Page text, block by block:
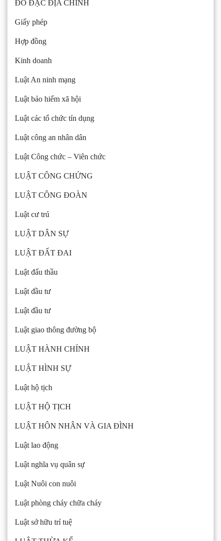
ĐO ĐẠC ĐỊA CHÍNH
Giấy phép
Hợp đồng
Kinh doanh
Luật An ninh mạng
Luật bảo hiểm xã hội
Luật các tổ chức tín dụng
Luật công an nhân dân
Luật Công chức – Viên chức
LUẬT CÔNG CHỨNG
LUẬT CÔNG ĐOÀN
Luật cư trú
LUẬT DÂN SỰ
LUẬT ĐẤT ĐAI
Luật đấu thầu
Luật đầu tư
Luật đầu tư
Luật giao thông đường bộ
LUẬT HÀNH CHÍNH
LUẬT HÌNH SỰ
Luật hộ tịch
LUẬT HỘ TỊCH
LUẬT HÔN NHÂN VÀ GIA ĐÌNH
Luật lao động
Luật nghĩa vụ quân sự
Luật Nuôi con nuôi
Luật phòng cháy chữa cháy
Luật sở hữu trí tuệ